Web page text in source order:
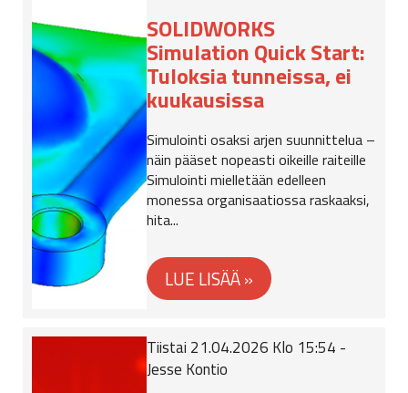
SOLIDWORKS
Simulation Quick Start:
Tuloksia tunneissa, ei
kuukausissa
Simulointi osaksi arjen suunnittelua –
näin pääset nopeasti oikeille raiteille
Simulointi mielletään edelleen
monessa organisaatiossa raskaaksi,
hita...
Tiistai 21.04.2026 Klo 15:54 -
Jesse Kontio